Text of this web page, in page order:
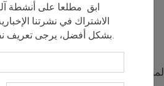
المستفادة والرؤى المستخلصة من
ابق مطلعا على أنشطة
الاشتراك في نشرتنا